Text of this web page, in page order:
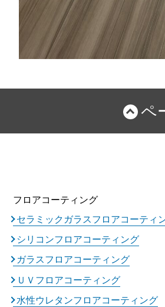
ペ
フロアコーティング
セラミックガラスフロアコーティ
シリコンフロアコーティング
ガラスフロアコーティング
ＵＶフロアコーティング
水性ウレタンフロアコーティング